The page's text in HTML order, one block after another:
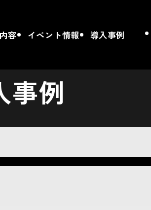
容 イベント情報 導入事例
事例